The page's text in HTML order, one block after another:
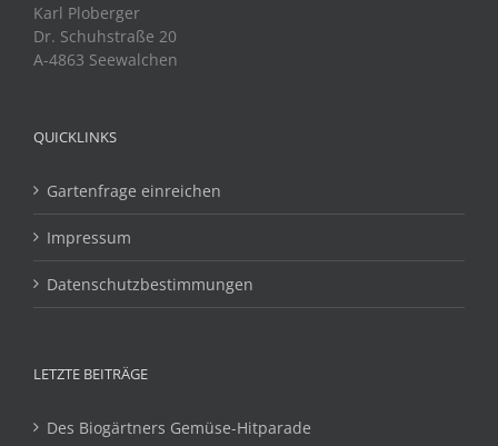
Karl Ploberger
Dr. Schuhstraße 20
A-4863 Seewalchen
QUICKLINKS
Gartenfrage einreichen
Impressum
Datenschutzbestimmungen
LETZTE BEITRÄGE
Des Biogärtners Gemüse-Hitparade